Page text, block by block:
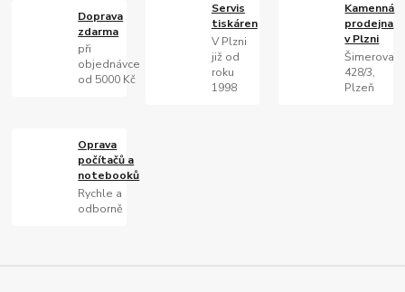
Doprava
zdarma
při
objednávce
od 5000 Kč
Servis
tiskáren
V Plzni
již od
roku
1998
Kamenná
prodejna
v Plzni
Šimerova
428/3,
Plzeň
Oprava
počítačů a
notebooků
Rychle a
odborně